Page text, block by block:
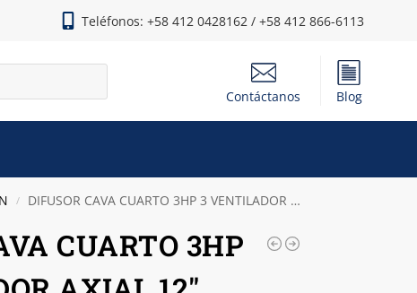
Teléfonos: +58 412 0428162 / +58 412 866-6113
Contáctanos Blog
/ DIFUSOR CAVA CUARTO 3HP 3 VENTILADOR AXIAL 12″ ELGIN FL+E048
CUARTO 3HP